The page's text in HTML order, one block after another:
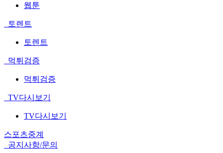
웹툰
토렌트
토렌트
먹튀검증
먹튀검증
TV다시보기
TV다시보기
스포츠중계
공지사항/문의